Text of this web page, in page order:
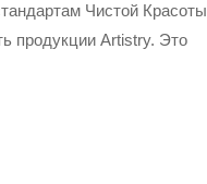
Чистой Красоты
продукции Artistry. Это